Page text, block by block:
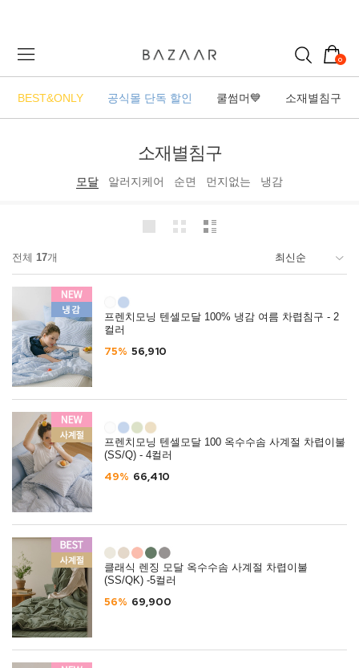
0
BEST&ONLY 공식몰 단독 할인 쿨썸머💙 소재별침구
소재별침구
모달 알러지케어 순면 먼지없는 냉감
전체 17개
프렌치모닝 텐셀모달 100% 냉감 여름 차렵침구 - 2
컬러
75% 56,910
프렌치모닝 텐셀모달 100 옥수수솜 사계절 차렵이불
(SS/Q) - 4컬러
49% 66,410
클래식 렌징 모달 옥수수솜 사계절 차렵이불
(SS/QK) -5컬러
56% 69,900